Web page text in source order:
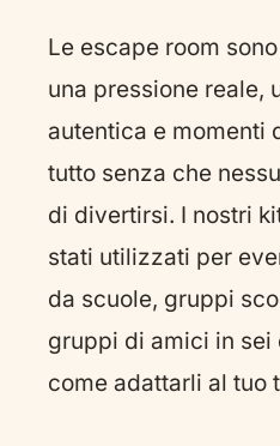
Le escape room
una pressione reale,
autentica e momenti
tutto senza che
di divertirsi. I nostri
stati utilizzati per
da scuole, gruppi
gruppi di amici in sei
come adattarli al tuo